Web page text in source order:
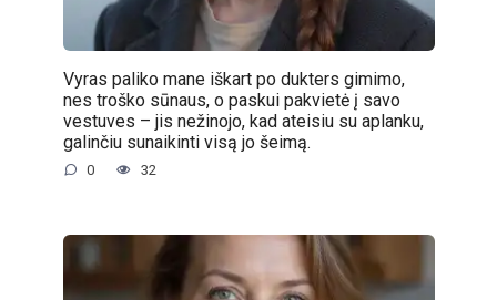
Vyras paliko mane iškart po dukters gimimo,
nes troško sūnaus, o paskui pakvietė į savo
vestuves – jis nežinojo, kad ateisiu su aplanku,
galinčiu sunaikinti visą jo šeimą.
0 32